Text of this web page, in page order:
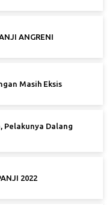
ANGRENI
Masih Eksis
Pelakunya Dalang
2022